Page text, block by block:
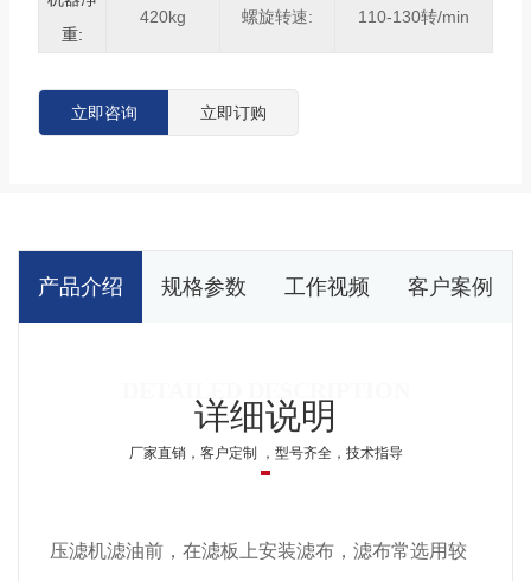
重:
420kg 螺旋转速: 110-130转/min
立即咨询 立即订购
产品介绍 规格参数 工作视频 客户案例
详细说明
厂家直销，客户定制 ，型号齐全，技术指导
压滤机滤油前，在滤板上安装滤布，滤布常选用较